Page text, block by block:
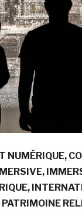
NUMÉRIQUE
PATRIMOINE